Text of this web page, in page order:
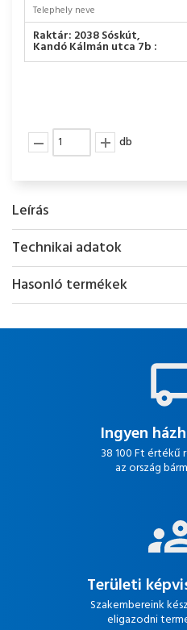
Telephely neve
Raktár: 2038 Sóskút,
Kandó Kálmán utca 7b :
db
Leírás
Technikai adatok
Hasonló termékek
Ingyen
38 100 Ft értékű
az ország
Területi
Szakembereink
eligazodni